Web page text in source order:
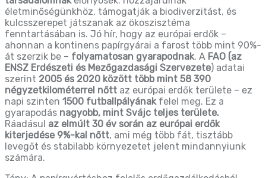
életminőségünkhöz, támogatják a biodiverzitást, és
kulcsszerepet játszanak az ökoszisztéma
fenntartásában is. Jó hír, hogy az európai erdők –
ahonnan a kontinens papírgyárai a farost több mint 90%-
át szerzik be – folyamatosan gyarapodnak. A FAO (az
ENSZ Erdészeti és Mezőgazdasági Szervezete) adatai
szerint 2005 és 2020 között több mint 58 390
négyzetkilométerrel nőtt az európai erdők területe – ez
napi szinten 1500 futballpályánakfelel meg. Ez a
gyarapodás nagyobb, mint Svájc teljes területe.
Ráadásul az elmúlt 30 év során az európai erdők
kiterjedése 9%-kal nőtt, ami még több fát, tisztább
levegőt és stabilabb környezetet jelent mindannyiunk
számára.